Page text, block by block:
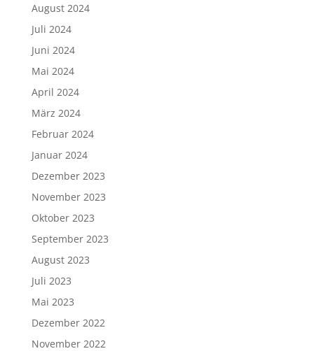
August 2024
Juli 2024
Juni 2024
Mai 2024
April 2024
März 2024
Februar 2024
Januar 2024
Dezember 2023
November 2023
Oktober 2023
September 2023
August 2023
Juli 2023
Mai 2023
Dezember 2022
November 2022